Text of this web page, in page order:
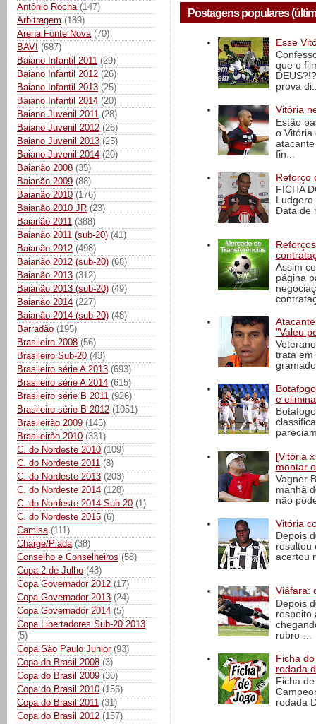
Antônio Rocha (147)
Arbitragem (189)
Arena Fonte Nova (70)
BAVI (687)
Baiano Infantil 2011 (29)
Baiano Infantil 2012 (26)
Baiano Infantil 2013 (25)
Baiano Infantil 2014 (20)
Baiano Juvenil 2011 (28)
Baiano Juvenil 2012 (26)
Baiano Juvenil 2013 (25)
Baiano Juvenil 2014 (20)
Baianão 2008 (35)
Baianão 2009 (88)
Baianão 2010 (176)
Baianão 2010 JR (23)
Baianão 2011 (388)
Baianão 2011 (sub-20) (41)
Baianão 2012 (498)
Baianão 2012 (sub-20) (68)
Baianão 2013 (312)
Baianão 2013 (sub-20) (49)
Baianão 2014 (227)
Baianão 2014 (sub-20) (48)
Barradão (195)
Brasileiro 2008 (56)
Brasileiro Sub-20 (43)
Brasileiro série A 2013 (693)
Brasileiro série A 2014 (615)
Brasileiro série B 2011 (926)
Brasileiro série B 2012 (1051)
Brasileirão 2009 (145)
Brasileirão 2010 (331)
C. do Nordeste 2010 (109)
C. do Nordeste 2011 (8)
C. do Nordeste 2013 (203)
C. do Nordeste 2014 (128)
C. do Nordeste 2014 Sub-20 (1)
C. do Nordeste 2015 (6)
Camisa (111)
Charge/Piada (38)
Conselho e Conselheiros (58)
Copa 2 de Julho (48)
Copa Governador 2012 (17)
Copa Governador 2013 (24)
Copa Governador 2014 (5)
Copa Libertadores Sub-20 2013
(5)
Copa São Paulo Junior (93)
Copa do Brasil 2008 (3)
Copa do Brasil 2009 (30)
Copa do Brasil 2010 (156)
Copa do Brasil 2011 (31)
Copa do Brasil 2012 (157)
Postagens populares
Esse
que o
prova
Vitória
Estão
o Vitória
fin...
Reforço
FICHA
Data de
Assim
página
"Valeu
trata em
e
[Vitória
montar
Vagner
manhã
não
Vitória
Depois
resultou
acertou
Viáfara:
Depois
respeito
rubro-...
Ficha
rodada
Ficha
rodada